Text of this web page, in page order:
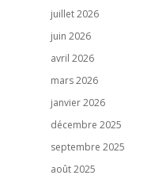
juillet 2026
juin 2026
avril 2026
mars 2026
janvier 2026
décembre 2025
septembre 2025
août 2025